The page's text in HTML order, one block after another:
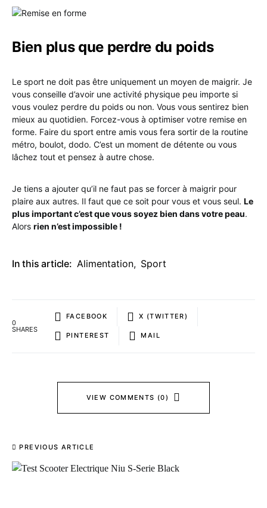
Bien plus que perdre du poids
Le sport ne doit pas être uniquement un moyen de maigrir. Je
vous conseille d’avoir une activité physique peu importe si
vous voulez perdre du poids ou non. Vous vous sentirez bien
mieux au quotidien. Forcez-vous à optimiser votre remise en
forme. Faire du sport entre amis vous fera sortir de la routine
métro, boulot, dodo. C’est un moment de détente ou vous
lâchez tout et pensez à autre chose.
Je tiens a ajouter qu’il ne faut pas se forcer à maigrir pour
plaire aux autres. Il faut que ce soit pour vous et vous seul. Le
plus important c’est que vous soyez bien dans votre peau.
Alors rien n’est impossible !
In this article: Alimentation, Sport
0
SHARES
FACEBOOK X (TWITTER)
PINTEREST MAIL
VIEW COMMENTS (0)
PREVIOUS ARTICLE